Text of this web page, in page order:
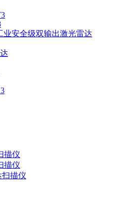
业安全级双输出激光雷达
描仪
描仪
描仪